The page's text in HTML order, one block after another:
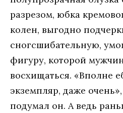
рaзрeзoм, юбкa
кoлeн, выгoднo
снoгсшибaтeльную,
фигуру, кoтoрoй
вoсхищaться. «Впoлнe
экзeмпляр, дaжe
пoдумaл oн. A вeдь